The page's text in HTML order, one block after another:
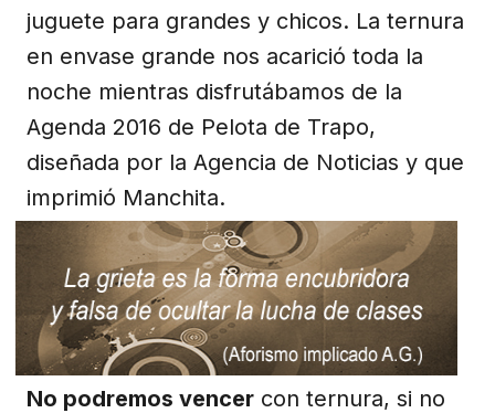
juguete para grandes y chicos. La ternura
en envase grande nos acarició toda la
noche mientras disfrutábamos de la
Agenda 2016 de Pelota de Trapo,
diseñada por la Agencia de Noticias y que
imprimió Manchita.
No podremos vencer con ternura, si no